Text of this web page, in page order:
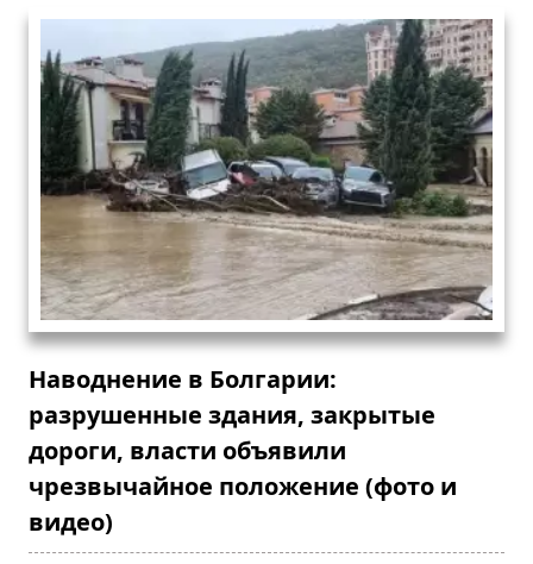
Наводнение в Болгарии:
разрушенные здания, закрытые
дороги, власти объявили
чрезвычайное положение (фото и
видео)